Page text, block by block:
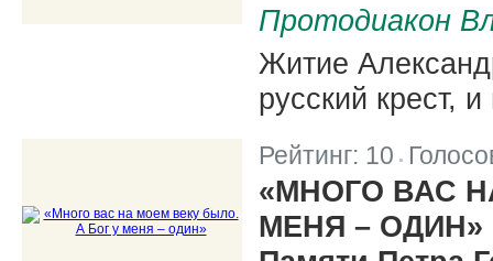
Протодиакон
Житие
русский крест,
Рейтинг: 10
«МНОГО ВАС
МЕНЯ – ОДИН»